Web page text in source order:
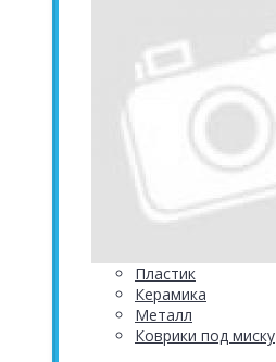
Пластик
Керамика
Металл
Коврики под миску